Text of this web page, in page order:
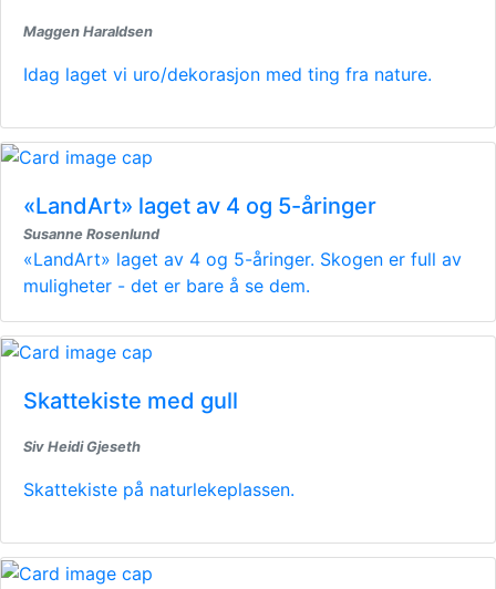
Maggen Haraldsen
Idag laget vi uro/dekorasjon med ting fra nature.
«LandArt» laget av 4 og 5-åringer
Susanne Rosenlund
«LandArt» laget av 4 og 5-åringer. Skogen er full av
muligheter - det er bare å se dem.
Skattekiste med gull
Siv Heidi Gjeseth
Skattekiste på naturlekeplassen.